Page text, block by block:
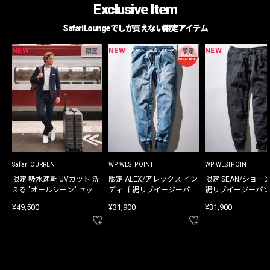
Exclusive Item
Safari Loungeでしか買えない限定アイテム
NEW 限定
Safari CURRENT
限定 吸水速乾 UVカット 洗
える "オールシーン" セット
¥49,500
NEW 限定
WP WESTPOINT
限定 ALEX/アレックス イン
ディゴ 裾リブイージーパン
¥31,900
NEW
WP WESTPOINT
限定 SEAN/ショー
裾リブイージーパ
¥31,900